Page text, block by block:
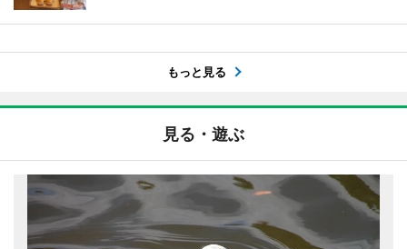
もっと見る
見る・遊ぶ